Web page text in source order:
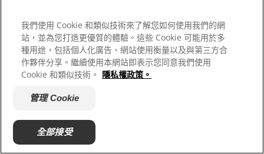
我們使用 Cookie 和類似技術來了解您如何使用我們的網
站，並為您打造更優質的體驗。這些 Cookie 可能用於多
種用途，包括個人化廣告、網站使用衡量以及與第三方合
作夥伴分享。繼續使用本網站即表示您同意我們使用
Cookie 和類似技術。 隱私權政策。
管理 Cookie
全部接受